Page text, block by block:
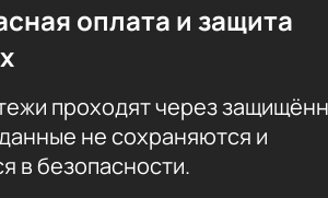
оплата и защита
проходят через
не сохраняются и
в безопасности.